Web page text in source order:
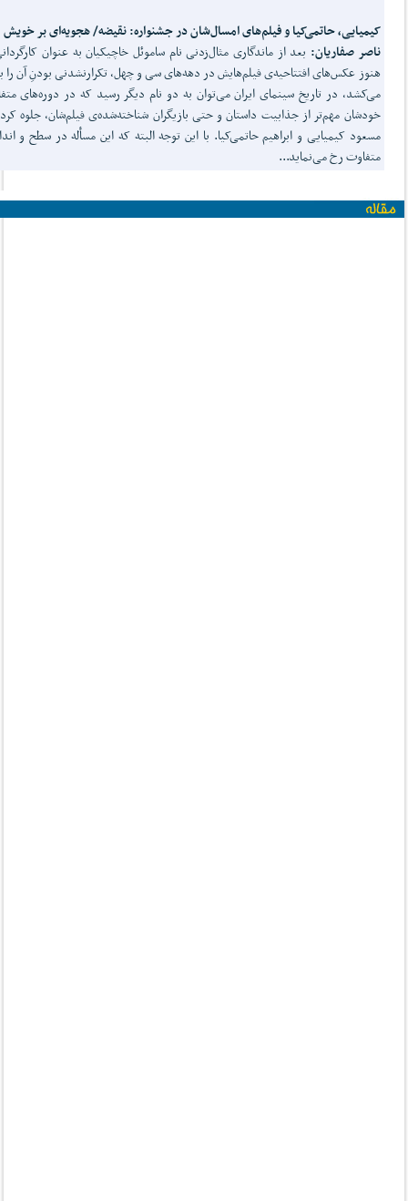
کیمیایی، حاتمی‌کیا و فیلم‌های امسال‌شان در جشنواره: نقیضه/ هجویه‌ای بر خویش
ناصر صفاریان: بعد از ماندگاری مثال‌زدنی نام ساموئل خاچیکیان به عنوان
هنوز عکس‌های افتتاحیه‌ی فیلم‌هایش در دهه‌های سی و چهل، تکرارنشدنی بودنِ آن را
می‌کشد، در تاریخ سینمای ایران می‌توان به دو نام دیگر رسید که در دوره‌های
خودشان مهم‌تر از جذابیت داستان و حتی بازیگران شناخته‌شده‌ی فیلم‌شان، جلوه
متفاوت رخ می‌نماید...